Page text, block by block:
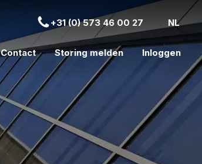
+31 (0) 573 46 00 27 NL
Contact Storing melden Inloggen